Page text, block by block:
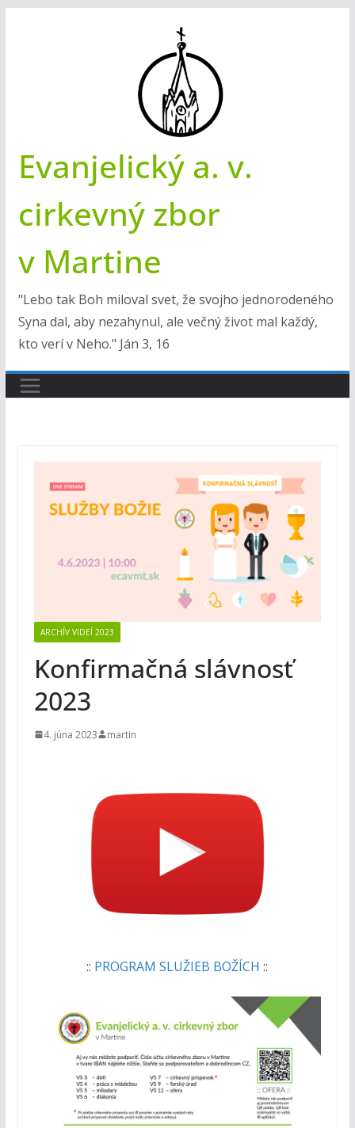
Evanjelický a. v.
cirkevný zbor
v Martine
"Lebo tak Boh miloval svet, že svojho jednorodeného
Syna dal, aby nezahynul, ale večný život mal každý,
kto verí v Neho." Ján 3, 16
ARCHÍV VIDEÍ 2023
Konfirmačná slávnosť
2023
4. júna 2023 martin
:: PROGRAM SLUŽIEB BOŽÍCH ::